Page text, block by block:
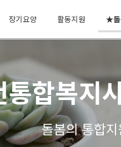
장기요양 활동지원 ★돌
통합복지
돌봄의 통합